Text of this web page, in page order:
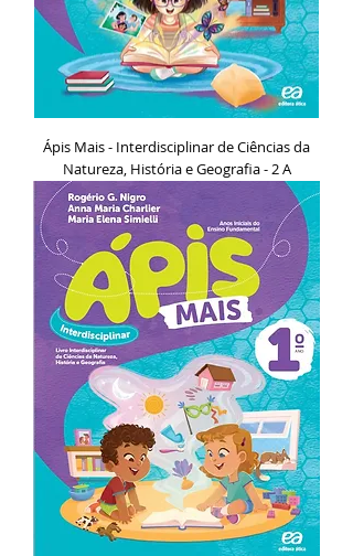
Ápis Mais - Interdisciplinar de Ciências da
Natureza, História e Geografia - 2 A